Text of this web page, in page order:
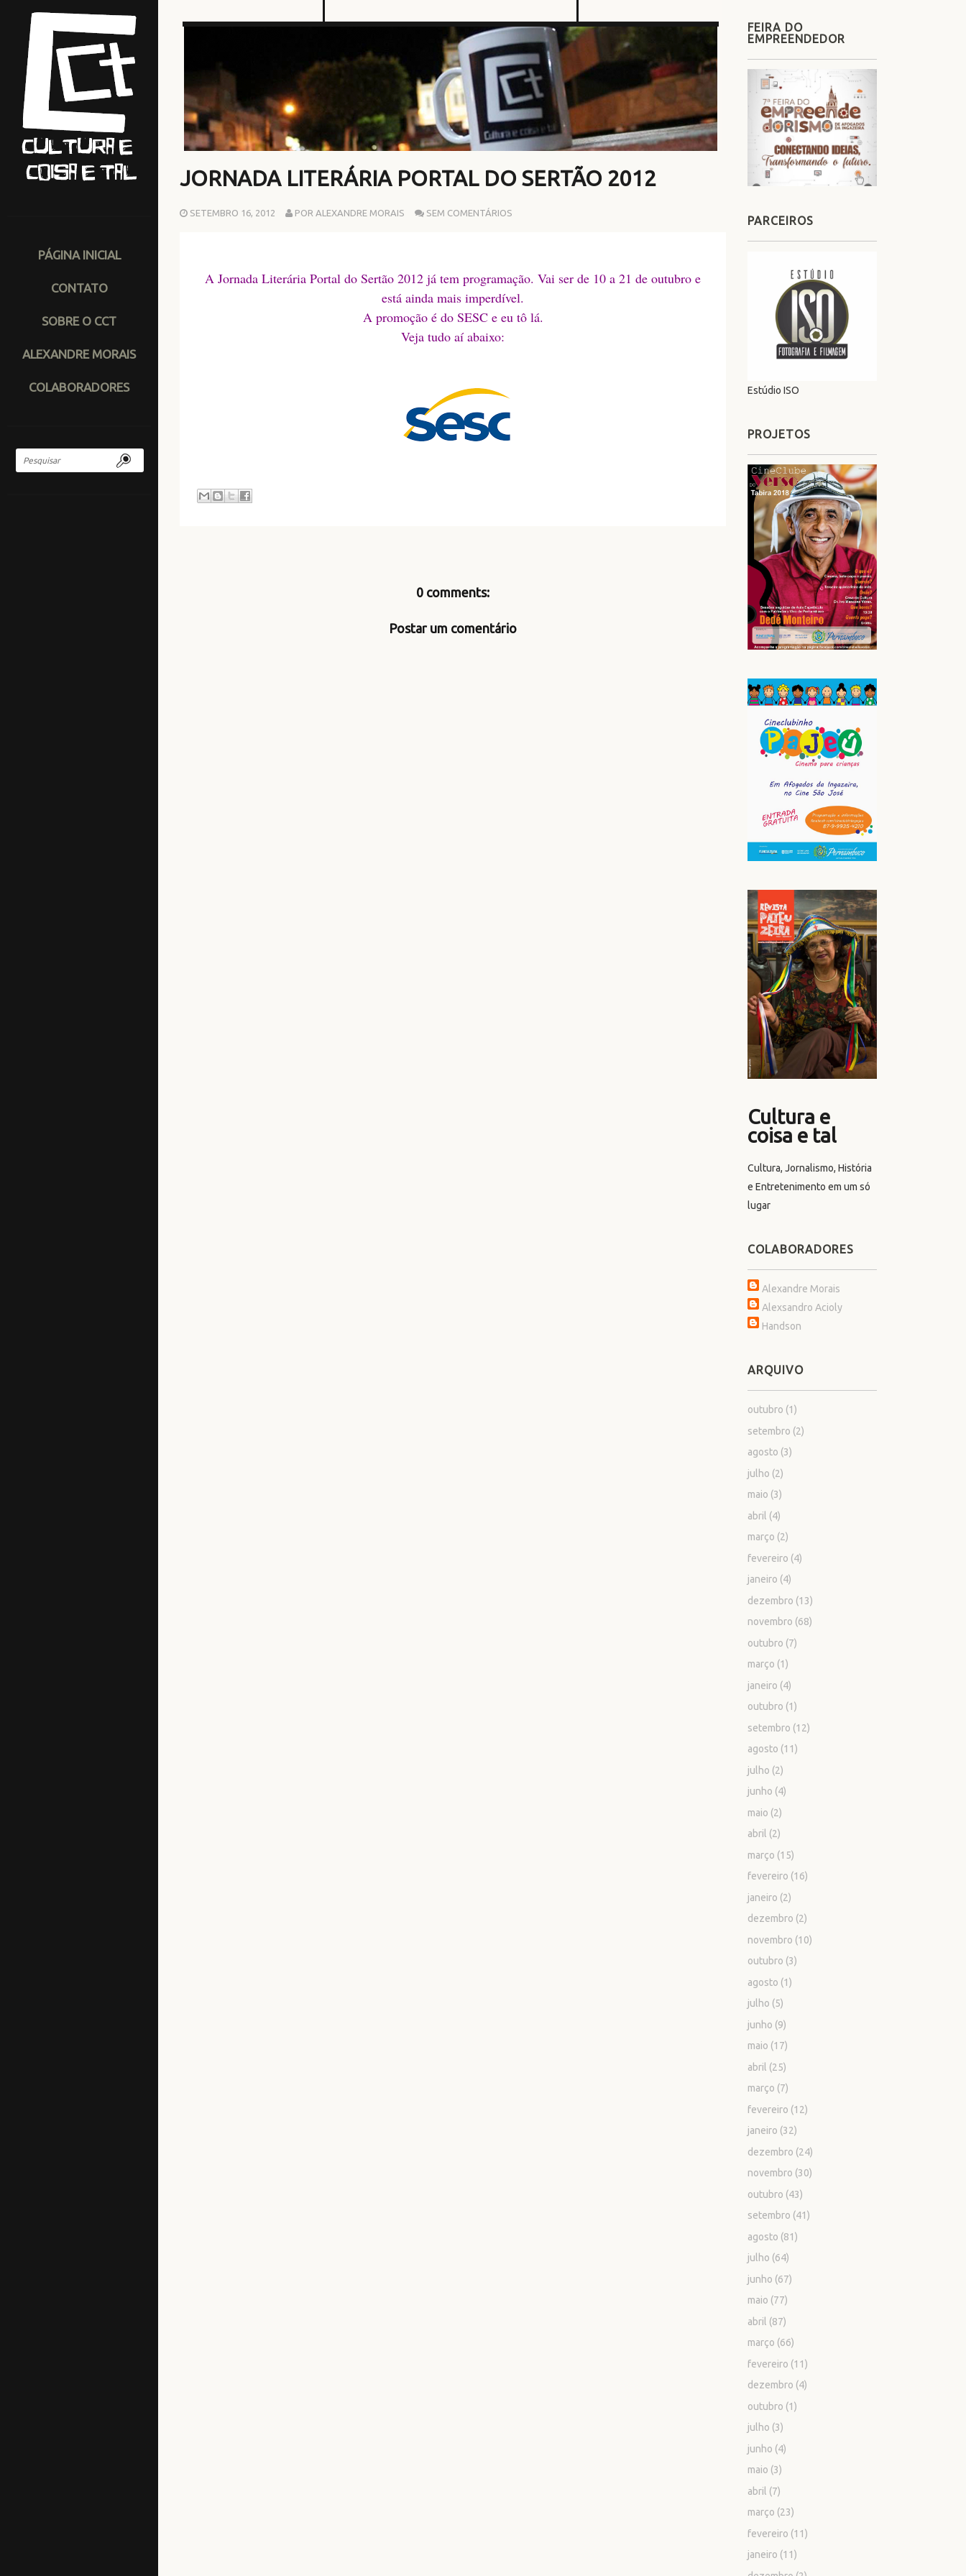
PÁGINA INICIAL
CONTATO
SOBRE O CCT
ALEXANDRE MORAIS
COLABORADORES
JORNADA LITERÁRIA PORTAL DO SERTÃO 2012
SETEMBRO 16, 2012 POR ALEXANDRE MORAIS SEM COMENTÁRIOS
A Jornada Literária Portal do Sertão 2012 já tem programação. Vai ser de 10 a 21 de outubro e
está ainda mais imperdível.
A promoção é do SESC e eu tô lá.
Veja tudo aí abaixo:
0 comments:
Postar um comentário
FEIRA DO
EMPREENDEDOR
PARCEIROS
Estúdio ISO
PROJETOS
Cultura e
coisa e tal
Cultura, Jornalismo, História
e Entretenimento em um só
lugar
COLABORADORES
Alexandre Morais
Alexsandro Acioly
Handson
ARQUIVO
outubro (1)
setembro (2)
agosto (3)
julho (2)
maio (3)
abril (4)
março (2)
fevereiro (4)
janeiro (4)
dezembro (13)
novembro (68)
outubro (7)
março (1)
janeiro (4)
outubro (1)
setembro (12)
agosto (11)
julho (2)
junho (4)
maio (2)
abril (2)
março (15)
fevereiro (16)
janeiro (2)
dezembro (2)
novembro (10)
outubro (3)
agosto (1)
julho (5)
junho (9)
maio (17)
abril (25)
março (7)
fevereiro (12)
janeiro (32)
dezembro (24)
novembro (30)
outubro (43)
setembro (41)
agosto (81)
julho (64)
junho (67)
maio (77)
abril (87)
março (66)
fevereiro (11)
dezembro (4)
outubro (1)
julho (3)
junho (4)
maio (3)
abril (7)
março (23)
fevereiro (11)
janeiro (11)